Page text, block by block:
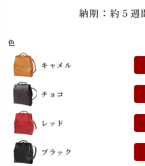
色
キャメル
チョコ
レッド
ブラック